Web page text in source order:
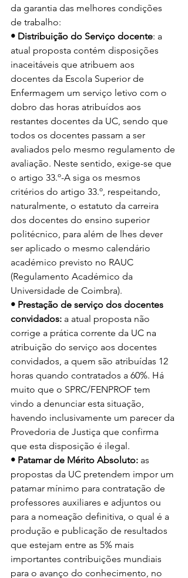
da garantia das melhores condições
de trabalho:
• Distribuição do Serviço docente: a
atual proposta contém disposições
inaceitáveis que atribuem aos
docentes da Escola Superior de
Enfermagem um serviço letivo com o
dobro das horas atribuídos aos
restantes docentes da UC, sendo que
todos os docentes passam a ser
avaliados pelo mesmo regulamento de
avaliação. Neste sentido, exige-se que
o artigo 33.º-A siga os mesmos
critérios do artigo 33.º, respeitando,
naturalmente, o estatuto da carreira
dos docentes do ensino superior
politécnico, para além de lhes dever
ser aplicado o mesmo calendário
académico previsto no RAUC
(Regulamento Académico da
Universidade de Coimbra).
• Prestação de serviço dos docentes
convidados: a atual proposta não
corrige a prática corrente da UC na
atribuição do serviço aos docentes
convidados, a quem são atribuídas 12
horas quando contratados a 60%. Há
muito que o SPRC/FENPROF tem
vindo a denunciar esta situação,
havendo inclusivamente um parecer da
Provedoria de Justiça que confirma
que esta disposição é ilegal.
• Patamar de Mérito Absoluto: as
propostas da UC pretendem impor um
patamar mínimo para contratação de
professores auxiliares e adjuntos ou
para a nomeação definitiva, o qual é a
produção e publicação de resultados
que estejam entre as 5% mais
importantes contribuições mundiais
para o avanço do conhecimento, no